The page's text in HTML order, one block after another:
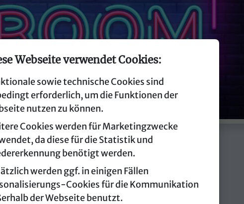
Webseite verwendet Cookies:
sowie technische Cookies sind
erforderlich, um die Funktionen der
nutzen zu können.
Cookies werden für Marketingzwecke
da diese für die Statistik und
benötigt werden.
werden ggf. in einigen Fällen
Cookies für die Kommunikation
der Webseite benutzt.
Virtual Escape
1040 Wien